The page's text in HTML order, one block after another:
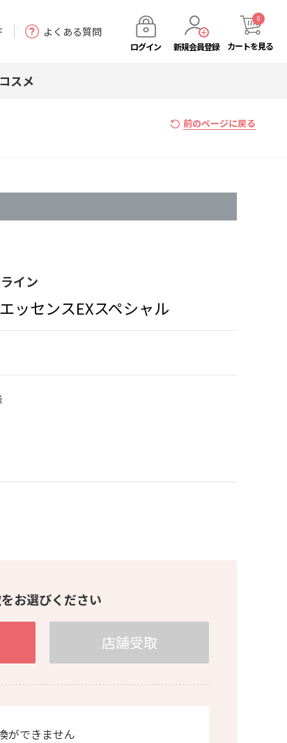
よくある質問
ログイン 新規会員登録 カートを見る
0
コスメ
前のページに戻る
イン
ッセンスEXスペシャル
お選びください
店舗受取
ができません